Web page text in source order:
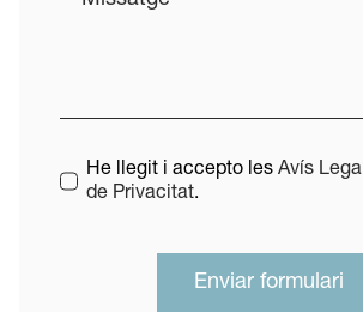
He llegit i accepto les Avís Legal
de Privacitat.
Enviar formulari